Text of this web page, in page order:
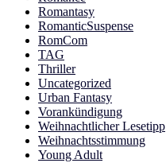
Romantasy
RomanticSuspense
RomCom
TAG
Thriller
Uncategorized
Urban Fantasy
Vorankündigung
Weihnachtlicher Lesetipp
Weihnachtsstimmung
Young Adult